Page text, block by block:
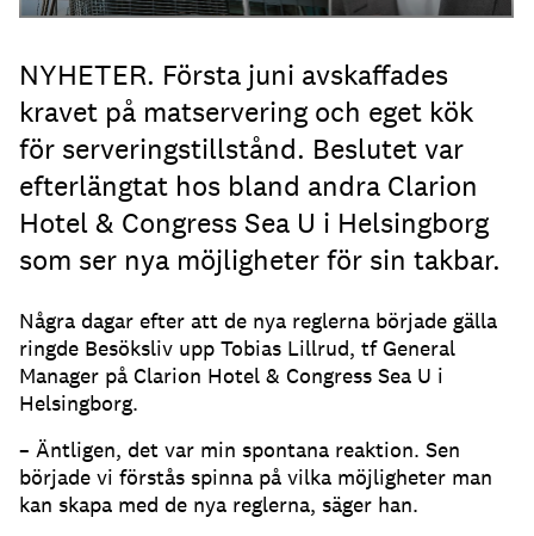
NYHETER. Första juni avskaffades
kravet på matservering och eget kök
för serveringstillstånd. Beslutet var
efterlängtat hos bland andra Clarion
Hotel & Congress Sea U i Helsingborg
som ser nya möjligheter för sin takbar.
Några dagar efter att de nya reglerna började gälla
ringde Besöksliv upp Tobias Lillrud, tf General
Manager på Clarion Hotel & Congress Sea U i
Helsingborg.
– Äntligen, det var min spontana reaktion. Sen
började vi förstås spinna på vilka möjligheter man
kan skapa med de nya reglerna, säger han.